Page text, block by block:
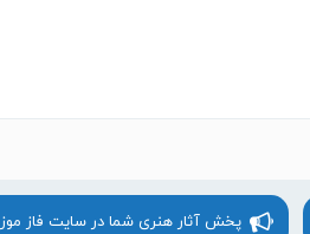
پخش آثار هنری شما در سایت فاز